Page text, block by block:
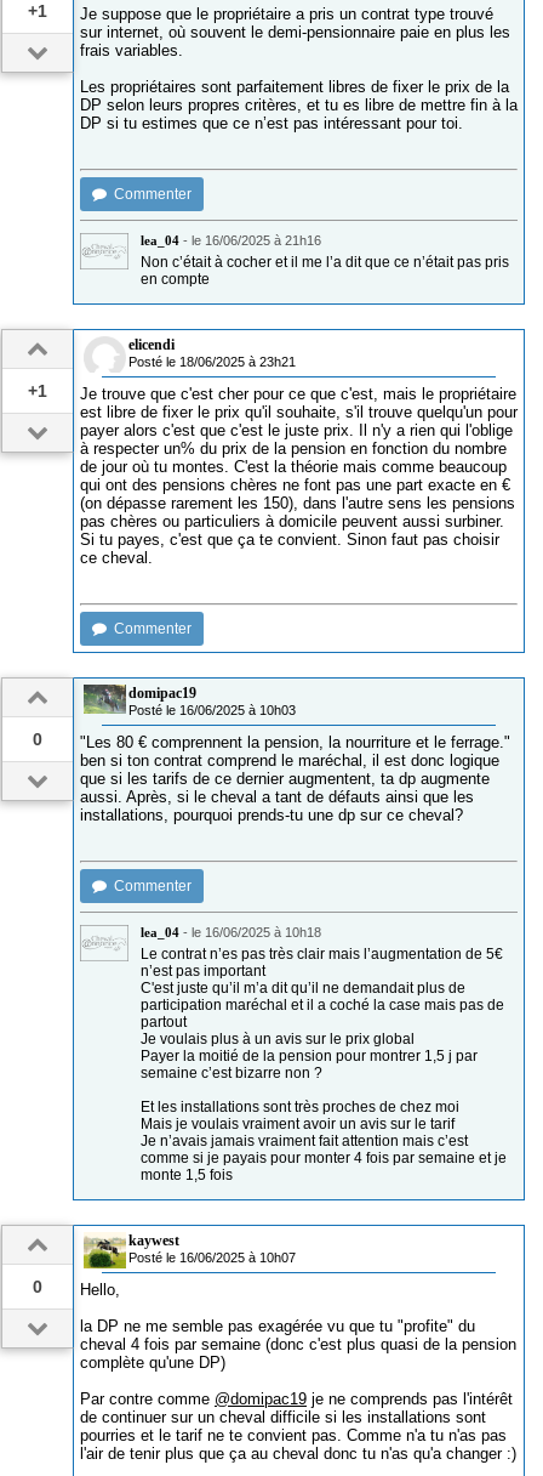
+1
Je suppose que le propriétaire a pris un contrat type trouvé
sur internet, où souvent le demi-pensionnaire paie en plus les
frais variables.
Les propriétaires sont parfaitement libres de fixer le prix de la
DP selon leurs propres critères, et tu es libre de mettre fin à la
DP si tu estimes que ce n’est pas intéressant pour toi.
Commenter
lea_04 - le 16/06/2025 à 21h16
Non c’était à cocher et il me l’a dit que ce n’était pas pris
en compte
+1
elicendi
Posté le 18/06/2025 à 23h21
Je trouve que c'est cher pour ce que c'est, mais le propriétaire
est libre de fixer le prix qu'il souhaite, s'il trouve quelqu'un pour
payer alors c'est que c'est le juste prix. Il n'y a rien qui l'oblige
à respecter un% du prix de la pension en fonction du nombre
de jour où tu montes. C'est la théorie mais comme beaucoup
qui ont des pensions chères ne font pas une part exacte en €
(on dépasse rarement les 150), dans l'autre sens les pensions
pas chères ou particuliers à domicile peuvent aussi surbiner.
Si tu payes, c'est que ça te convient. Sinon faut pas choisir
ce cheval.
Commenter
0
domipac19
Posté le 16/06/2025 à 10h03
"Les 80 € comprennent la pension, la nourriture et le ferrage."
ben si ton contrat comprend le maréchal, il est donc logique
que si les tarifs de ce dernier augmentent, ta dp augmente
aussi. Après, si le cheval a tant de défauts ainsi que les
installations, pourquoi prends-tu une dp sur ce cheval?
Commenter
lea_04 - le 16/06/2025 à 10h18
Le contrat n’es pas très clair mais l’augmentation de 5€
n’est pas important
C'est juste qu’il m’a dit qu’il ne demandait plus de
participation maréchal et il a coché la case mais pas de
partout
Je voulais plus à un avis sur le prix global
Payer la moitié de la pension pour montrer 1,5 j par
semaine c’est bizarre non ?
Et les installations sont très proches de chez moi
Mais je voulais vraiment avoir un avis sur le tarif
Je n’avais jamais vraiment fait attention mais c’est
comme si je payais pour monter 4 fois par semaine et je
monte 1,5 fois
0
kaywest
Posté le 16/06/2025 à 10h07
Hello,
la DP ne me semble pas exagérée vu que tu "profite" du
cheval 4 fois par semaine (donc c'est plus quasi de la pension
complète qu'une DP)
Par contre comme @domipac19 je ne comprends pas l'intérêt
de continuer sur un cheval difficile si les installations sont
pourries et le tarif ne te convient pas. Comme n'a tu n'as pas
l'air de tenir plus que ça au cheval donc tu n'as qu'a changer :)